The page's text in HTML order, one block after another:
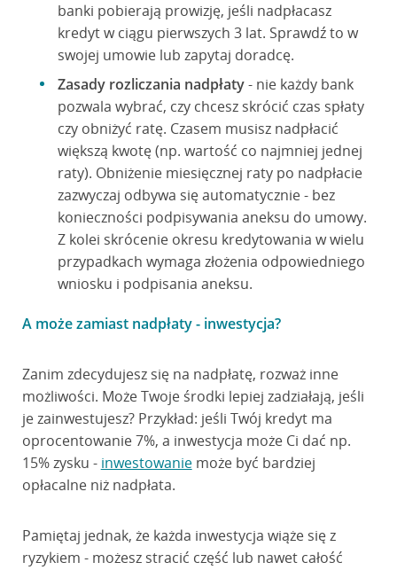
banki pobierają prowizję, jeśli nadpłacasz
kredyt w ciągu pierwszych 3 lat. Sprawdź to w
swojej umowie lub zapytaj doradcę.
Zasady rozliczania nadpłaty- nie każdy bank
pozwala wybrać, czy chcesz skrócić czas spłaty
czy obniżyć ratę. Czasem musisz nadpłacić
większą kwotę (np. wartość co najmniej jednej
raty). Obniżenie miesięcznej raty po nadpłacie
zazwyczaj odbywa się automatycznie - bez
konieczności podpisywania aneksu do umowy.
Z kolei skrócenie okresu kredytowania w wielu
przypadkach wymaga złożenia odpowiedniego
wniosku i podpisania aneksu.
A może zamiast nadpłaty - inwestycja?
Zanim zdecydujesz się na nadpłatę, rozważ inne
możliwości. Może Twoje środki lepiej zadziałają, jeśli
je zainwestujesz? Przykład: jeśli Twój kredyt ma
oprocentowanie 7%, a inwestycja może Ci dać np.
15% zysku - inwestowaniemoże być bardziej
opłacalne niż nadpłata.
Pamiętaj jednak, że każda inwestycja wiąże się z
ryzykiem - możesz stracić część lub nawet całość